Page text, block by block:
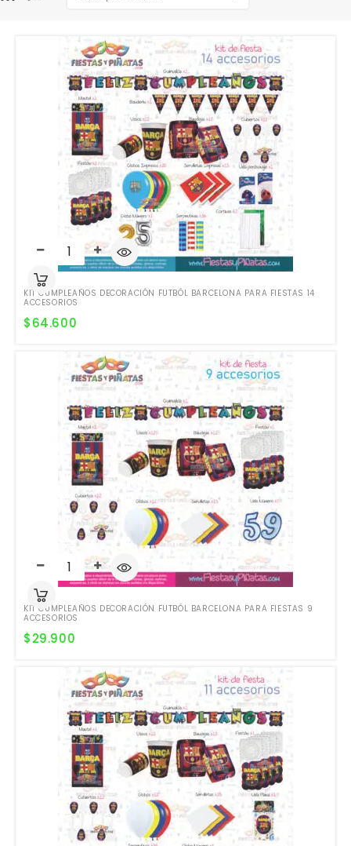
KIT CUMPLEAÑOS DECORACIÓN FUTBÓL BARCELONA PARA FIESTAS 14
ACCESORIOS
$64.600
KIT CUMPLEAÑOS DECORACIÓN FUTBÓL BARCELONA PARA FIESTAS 9
ACCESORIOS
$29.900